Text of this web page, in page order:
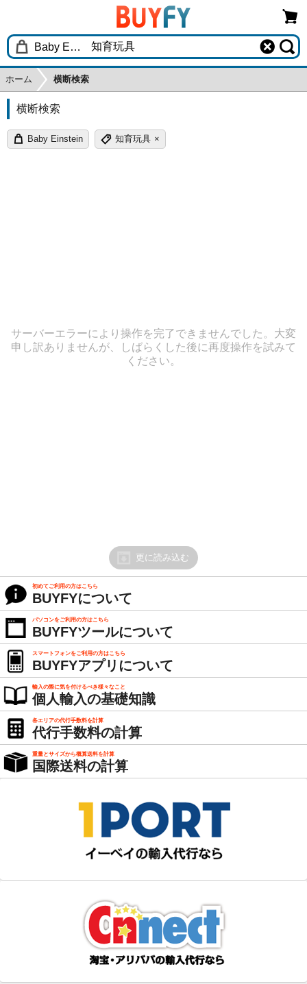
ホーム 横断検索
横断検索
Baby Einstein 知育玩具 ×
サーバーエラーにより操作を完了できませんでした。大変
申し訳ありませんが、しばらくした後に再度操作を試みて
ください。
更に読み込む
初めてご利用の方はこちら
BUYFYについて
パソコンをご利用の方はこちら
BUYFYツールについて
スマートフォンをご利用の方はこちら
BUYFYアプリについて
輸入の際に気を付けるべき様々なこと
個人輸入の基礎知識
各エリアの代行手数料を計算
代行手数料の計算
重量とサイズから概算送料を計算
国際送料の計算